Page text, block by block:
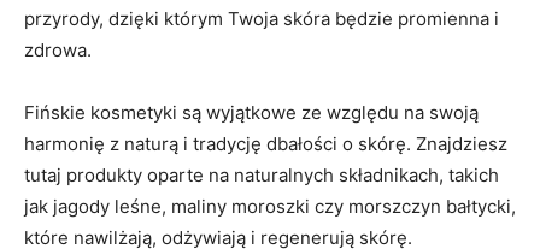
przyrody, dzięki którym⁤ Twoja⁢ skóra ⁢będzie ⁤promienna⁢ i
zdrowa.
Fińskie‍ kosmetyki⁢ są wyjątkowe ze​ względu na swoją
harmonię z naturą i ⁢tradycję dbałości ‍o skórę. Znajdziesz
tutaj produkty oparte na naturalnych⁤ składnikach, takich​
jak‌ jagody leśne, maliny ⁢moroszki czy morszczyn bałtycki,
które nawilżają, odżywiają i regenerują skórę.